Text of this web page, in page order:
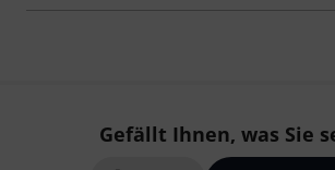
Gefällt Ihnen, was Sie